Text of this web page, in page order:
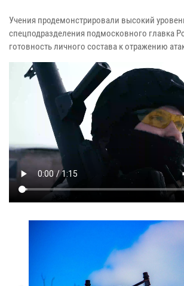
Учения продемонстрировали высокий
спецподразделения подмосковного главка
готовность личного состава к отражению